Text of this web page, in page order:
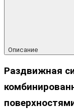
Описание
Раздвижная